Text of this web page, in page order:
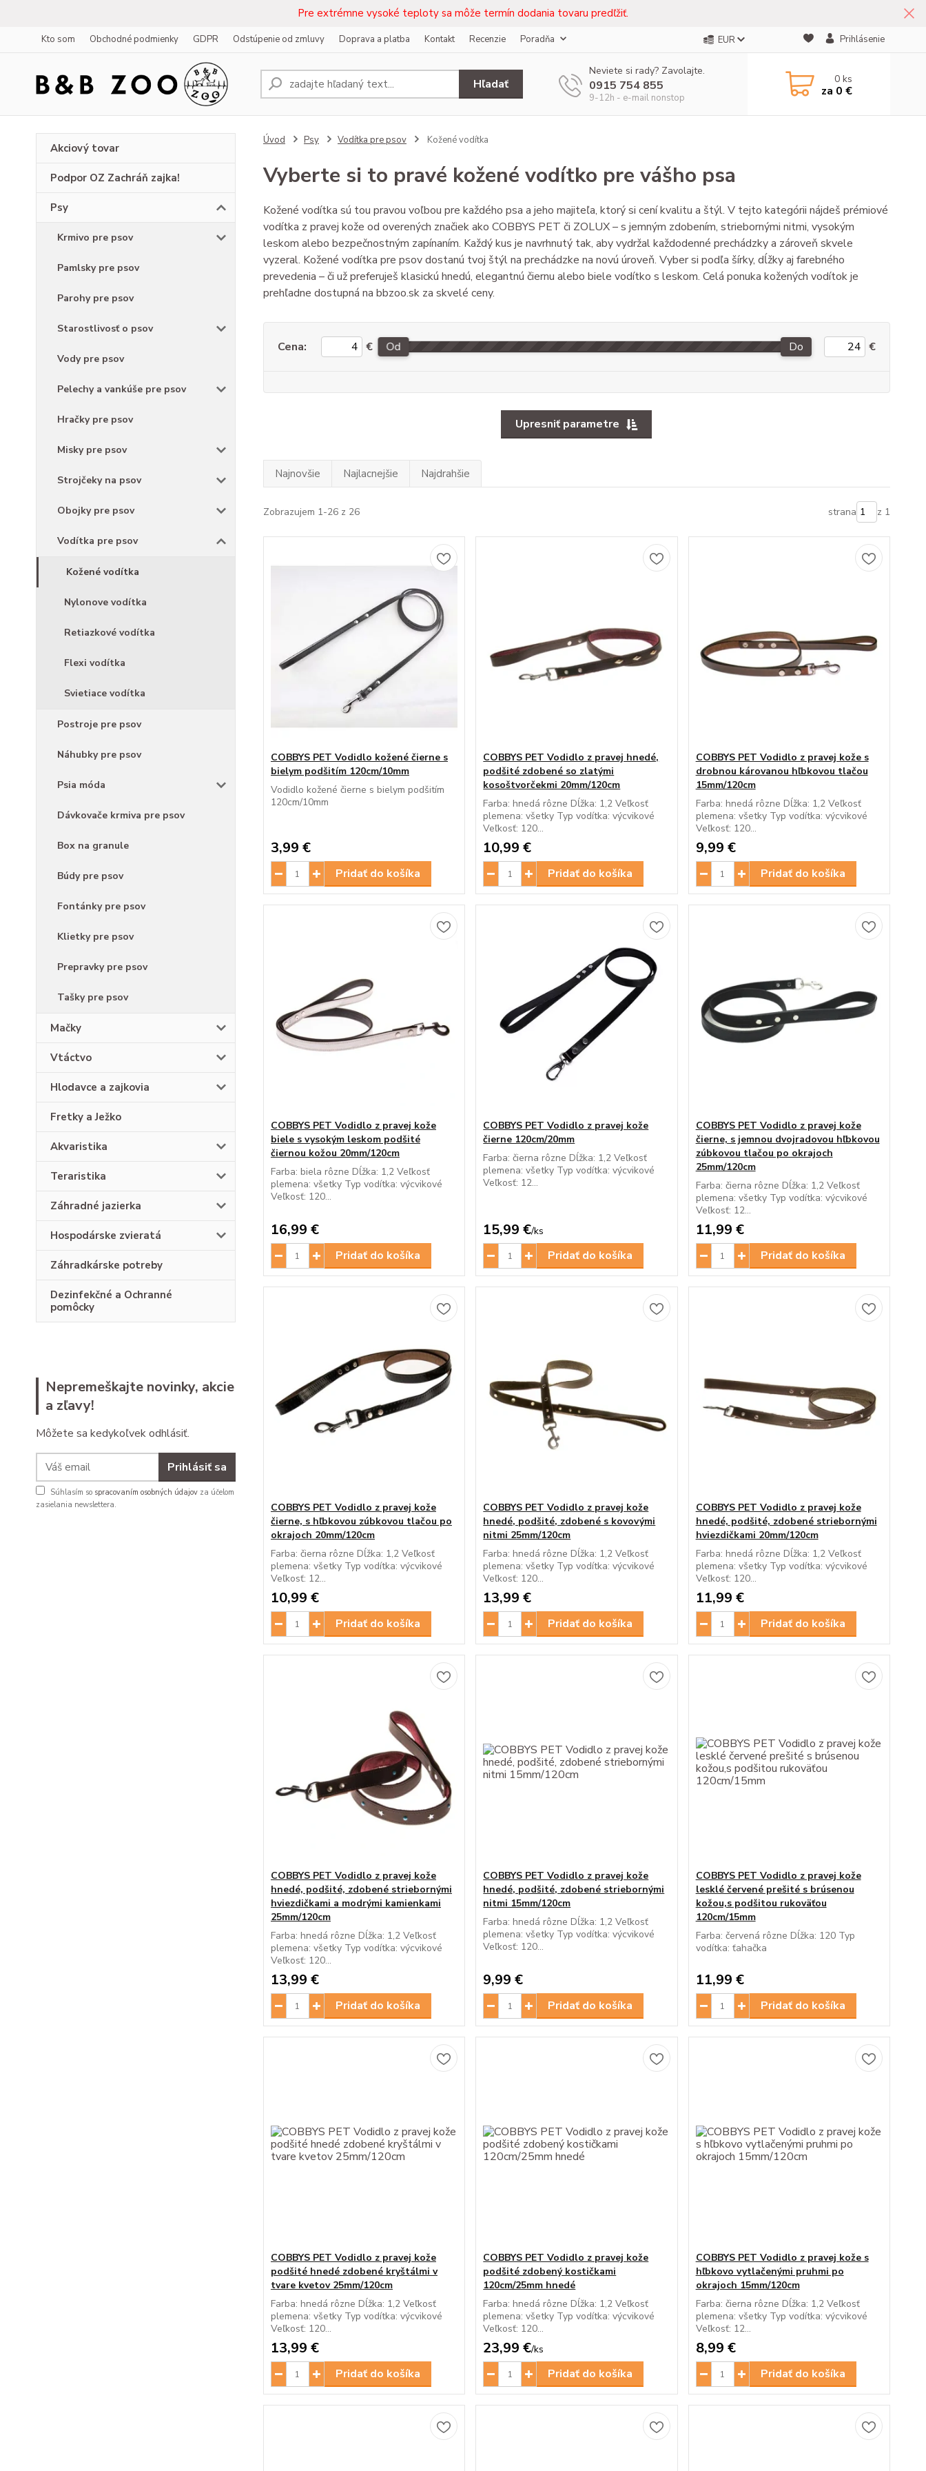
Pre extrémne vysoké teploty sa môže termín dodania tovaru predľžiť.
Kto som Obchodné podmienky GDPR Odstúpenie od zmluvy Doprava a platba Kontakt Recenzie Poradňa EUR Prihlásenie
Hľadať
Neviete si rady? Zavolajte.
0915 754 855
9-12h - e-mail nonstop
0ks
za 0 €
Akciový tovar
Podpor OZ Zachráň zajka!
Psy
Krmivo pre psov
Pamlsky pre psov
Parohy pre psov
Starostlivosť o psov
Vody pre psov
Pelechy a vankúše pre psov
Hračky pre psov
Misky pre psov
Strojčeky na psov
Obojky pre psov
Vodítka pre psov
Kožené vodítka
Nylonove vodítka
Retiazkové vodítka
Flexi vodítka
Svietiace vodítka
Postroje pre psov
Náhubky pre psov
Psia móda
Dávkovače krmiva pre psov
Box na granule
Búdy pre psov
Fontánky pre psov
Klietky pre psov
Prepravky pre psov
Tašky pre psov
Mačky
Vtáctvo
Hlodavce a zajkovia
Fretky a Ježko
Akvaristika
Teraristika
Záhradné jazierka
Hospodárske zvieratá
Záhradkárske potreby
Dezinfekčné a Ochranné
pomôcky
Nepremeškajte novinky, akcie
a zľavy!
Môžete sa kedykoľvek odhlásiť.
Prihlásiť sa
Súhlasím so spracovaním osobných údajov za účelom
zasielania newslettera.
Úvod Psy Vodítka pre psov Kožené vodítka
Vyberte si to pravé kožené vodítko pre vášho psa
Kožené vodítka sú tou pravou voľbou pre každého psa a jeho majiteľa, ktorý si cení kvalitu a štýl. V tejto kategórii nájdeš prémiové
vodítka z pravej kože od overených značiek ako COBBYS PET či ZOLUX – s jemným zdobením, striebornými nitmi, vysokým
leskom alebo bezpečnostným zapínaním. Každý kus je navrhnutý tak, aby vydržal každodenné prechádzky a zároveň skvele
vyzeral. Kožené vodítka pre psov dostanú tvoj štýl na prechádzke na novú úroveň. Vyber si podľa šírky, dĺžky aj farebného
prevedenia – či už preferuješ klasickú hnedú, elegantnú čiernu alebo biele vodítko s leskom. Celá ponuka kožených vodítok je
prehľadne dostupná na bbzoo.sk za skvelé ceny.
Upresniť parametre
Cena: € Od Do €
Najnovšie Najlacnejšie Najdrahšie
Zobrazujem 1-26 z 26 strana z 1
COBBYS PET Vodidlo kožené čierne s
bielym podšitím 120cm/10mm
Vodidlo kožené čierne s bielym podšitím
120cm/10mm
3,99 €
Pridať do košíka
COBBYS PET Vodidlo z pravej hnedé,
podšité zdobené so zlatými
kosoštvorčekmi 20mm/120cm
Farba: hnedá rôzne Dĺžka: 1,2 Veľkosť
plemena: všetky Typ vodítka: výcvikové
Veľkosť: 120...
10,99 €
Pridať do košíka
COBBYS PET Vodidlo z pravej kože s
drobnou károvanou hľbkovou tlačou
15mm/120cm
Farba: hnedá rôzne Dĺžka: 1,2 Veľkosť
plemena: všetky Typ vodítka: výcvikové
Veľkosť: 120...
9,99 €
Pridať do košíka
COBBYS PET Vodidlo z pravej kože
biele s vysokým leskom podšité
čiernou kožou 20mm/120cm
Farba: biela rôzne Dĺžka: 1,2 Veľkosť
plemena: všetky Typ vodítka: výcvikové
Veľkosť: 120...
16,99 €
Pridať do košíka
COBBYS PET Vodidlo z pravej kože
čierne 120cm/20mm
Farba: čierna rôzne Dĺžka: 1,2 Veľkosť
plemena: všetky Typ vodítka: výcvikové
Veľkosť: 12...
15,99 €/ks
Pridať do košíka
COBBYS PET Vodidlo z pravej kože
čierne, s jemnou dvojradovou hľbkovou
zúbkovou tlačou po okrajoch
25mm/120cm
Farba: čierna rôzne Dĺžka: 1,2 Veľkosť
plemena: všetky Typ vodítka: výcvikové
Veľkosť: 12...
11,99 €
Pridať do košíka
COBBYS PET Vodidlo z pravej kože
čierne, s hľbkovou zúbkovou tlačou po
okrajoch 20mm/120cm
Farba: čierna rôzne Dĺžka: 1,2 Veľkosť
plemena: všetky Typ vodítka: výcvikové
Veľkosť: 12...
10,99 €
Pridať do košíka
COBBYS PET Vodidlo z pravej kože
hnedé, podšité, zdobené s kovovými
nitmi 25mm/120cm
Farba: hnedá rôzne Dĺžka: 1,2 Veľkosť
plemena: všetky Typ vodítka: výcvikové
Veľkosť: 120...
13,99 €
Pridať do košíka
COBBYS PET Vodidlo z pravej kože
hnedé, podšité, zdobené striebornými
hviezdičkami 20mm/120cm
Farba: hnedá rôzne Dĺžka: 1,2 Veľkosť
plemena: všetky Typ vodítka: výcvikové
Veľkosť: 120...
11,99 €
Pridať do košíka
COBBYS PET Vodidlo z pravej kože
hnedé, podšité, zdobené striebornými
hviezdičkami a modrými kamienkami
25mm/120cm
Farba: hnedá rôzne Dĺžka: 1,2 Veľkosť
plemena: všetky Typ vodítka: výcvikové
Veľkosť: 120...
13,99 €
Pridať do košíka
COBBYS PET Vodidlo z pravej kože
hnedé, podšité, zdobené striebornými
nitmi 15mm/120cm
Farba: hnedá rôzne Dĺžka: 1,2 Veľkosť
plemena: všetky Typ vodítka: výcvikové
Veľkosť: 120...
9,99 €
Pridať do košíka
COBBYS PET Vodidlo z pravej kože
lesklé červené prešité s brúsenou
kožou,s podšitou rukoväťou
120cm/15mm
Farba: červená rôzne Dĺžka: 120 Typ
vodítka: ťahačka
11,99 €
Pridať do košíka
COBBYS PET Vodidlo z pravej kože
podšité hnedé zdobené kryštálmi v
tvare kvetov 25mm/120cm
Farba: hnedá rôzne Dĺžka: 1,2 Veľkosť
plemena: všetky Typ vodítka: výcvikové
Veľkosť: 120...
13,99 €
Pridať do košíka
COBBYS PET Vodidlo z pravej kože
podšité zdobený kostičkami
120cm/25mm hnedé
Farba: hnedá rôzne Dĺžka: 1,2 Veľkosť
plemena: všetky Typ vodítka: výcvikové
Veľkosť: 120...
23,99 €/ks
Pridať do košíka
COBBYS PET Vodidlo z pravej kože s
hľbkovo vytlačenými pruhmi po
okrajoch 15mm/120cm
Farba: čierna rôzne Dĺžka: 1,2 Veľkosť
plemena: všetky Typ vodítka: výcvikové
Veľkosť: 12...
8,99 €
Pridať do košíka